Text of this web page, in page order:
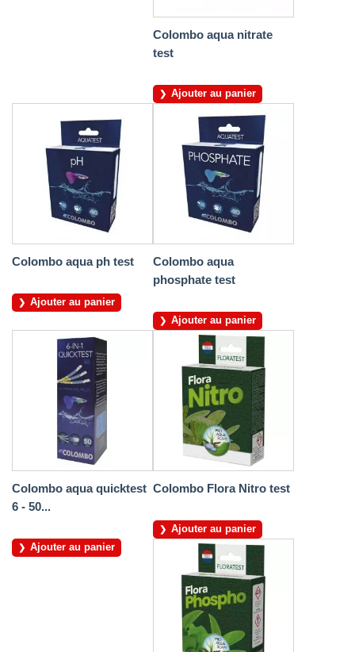
Colombo aqua nitrate
test
Ajouter au panier
Colombo aqua ph test
Ajouter au panier
Colombo aqua
phosphate test
Ajouter au panier
Colombo aqua quicktest
6 - 50...
Ajouter au panier
Colombo Flora Nitro test
Ajouter au panier